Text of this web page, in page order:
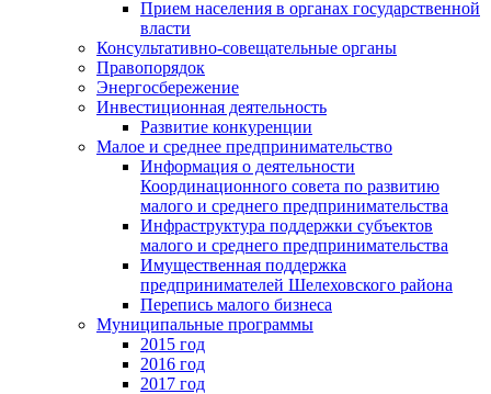
Прием населения в органах государственной
власти
Консультативно-совещательные органы
Правопорядок
Энергосбережение
Инвестиционная деятельность
Развитие конкуренции
Малое и среднее предпринимательство
Информация о деятельности
Координационного совета по развитию
малого и среднего предпринимательства
Инфраструктура поддержки субъектов
малого и среднего предпринимательства
Имущественная поддержка
предпринимателей Шелеховского района
Перепись малого бизнеса
Муниципальные программы
2015 год
2016 год
2017 год